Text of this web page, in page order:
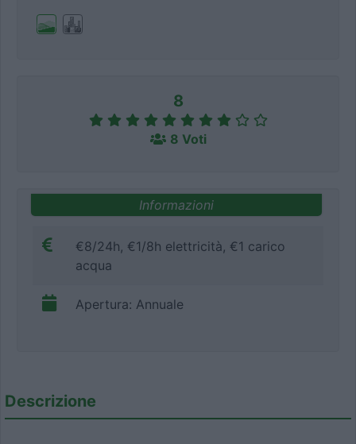
8
8 Voti
Informazioni
€8/24h, €1/8h elettricità, €1 carico
acqua
Apertura: Annuale
Descrizione